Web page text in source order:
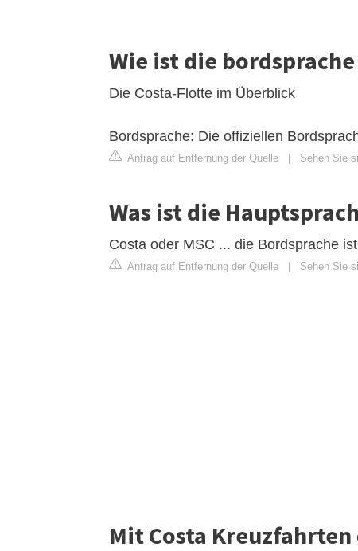
Wie ist die
Die Costa-Flotte im Überblick
Bordsprache: Die offiziellen
Antrag auf Entfernung der Quelle Sehen Sie
Was ist die
Costa oder MSC ... die Bordsprache
Antrag auf Entfernung der Quelle Sehen Sie
Mit Costa